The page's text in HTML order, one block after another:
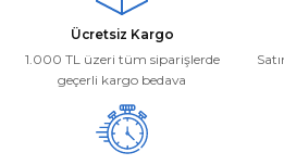
Ücretsiz Kargo
1.000 TL üzeri tüm siparişlerde
geçerli kargo bedava